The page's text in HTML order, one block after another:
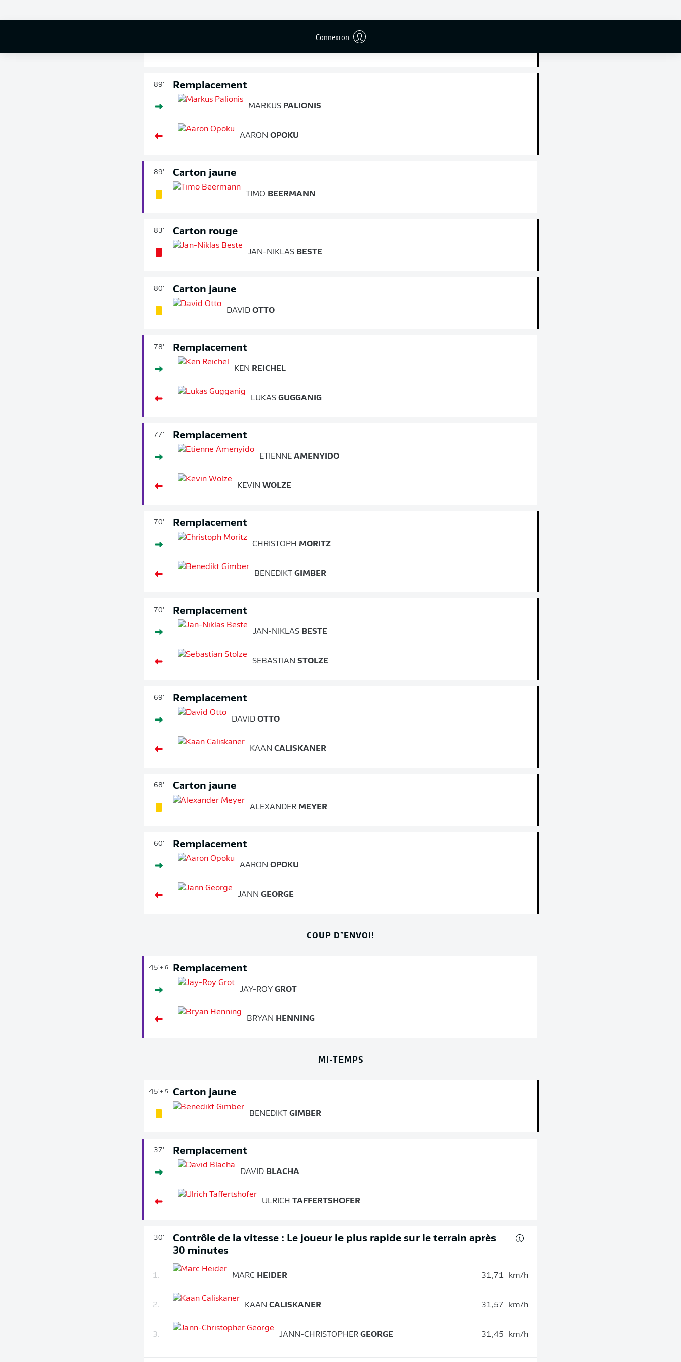
Connexion
89' Remplacement
MARKUS PALIONIS
AARON OPOKU
89' Carton jaune
TIMO BEERMANN
83' Carton rouge
JAN-NIKLAS BESTE
80' Carton jaune
DAVID OTTO
78' Remplacement
KEN REICHEL
LUKAS GUGGANIG
77' Remplacement
ETIENNE AMENYIDO
KEVIN WOLZE
70' Remplacement
CHRISTOPH MORITZ
BENEDIKT GIMBER
70' Remplacement
JAN-NIKLAS BESTE
SEBASTIAN STOLZE
69' Remplacement
DAVID OTTO
KAAN CALISKANER
68' Carton jaune
ALEXANDER MEYER
60' Remplacement
AARON OPOKU
JANN GEORGE
COUP D’ENVOI!
45'+ 6 Remplacement
JAY-ROY GROT
BRYAN HENNING
MI-TEMPS
45'+ 5 Carton jaune
BENEDIKT GIMBER
37' Remplacement
DAVID BLACHA
ULRICH TAFFERTSHOFER
30'
Contrôle de la vitesse : Le joueur le plus rapide sur le terrain après
30 minutes
1. MARC HEIDER 31,71 km/h
2. KAAN CALISKANER 31,57 km/h
3. JANN-CHRISTOPHER GEORGE 31,45 km/h